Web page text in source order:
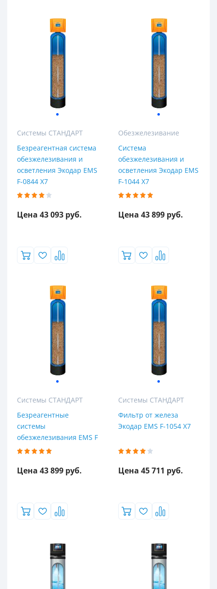
15
25
Содержание железа (max), мг/л
0.3
10
3
30
6
Содержание марганца (max), мг/л
0.2
0.5
Системы СТАНДАРТ
Безреагентная система
обезжелезивания и
осветления Экодар EMS
F-0844 X7
Цена 43 093 руб.
Обезжелезивание
Система
обезжелезивания и
осветления Экодар EMS
F-1044 X7
Цена 43 899 руб.
Системы СТАНДАРТ
Безреагентные
системы
обезжелезивания EMS F
Цена 43 899 руб.
Системы СТАНДАРТ
Фильтр от железа
Экодар EMS F-1054 X7
Цена 45 711 руб.